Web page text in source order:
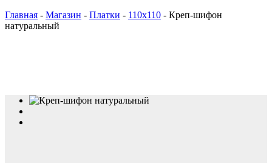
Главная - Магазин - Платки - 110x110 - Креп-шифон
натуральный